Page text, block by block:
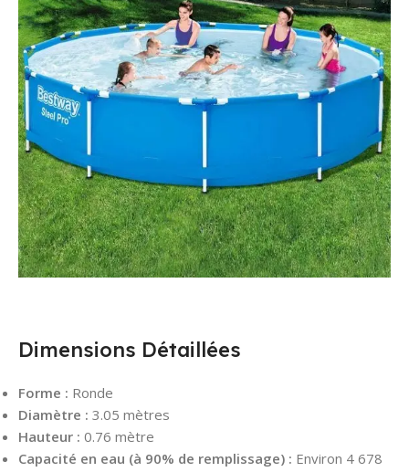
Dimensions Détaillées
Forme : Ronde
Diamètre : 3.05 mètres
Hauteur : 0.76 mètre
Capacité en eau (à 90% de remplissage) : Environ 4 678